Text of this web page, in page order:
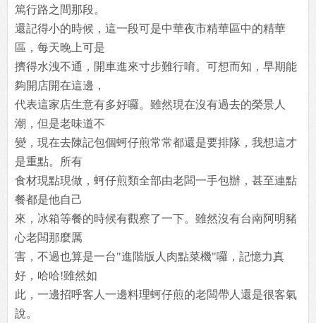
篤行路之間那段。
還記得小的時候，這一段可是中華夜市精華區中的精華
區，每天晚上可是
擠得水洩不通，開車進來寸步難行唷。可想而知，早期能
夠開店開在這邊，
代表這家店生意有多好囉。雖然現在沒有過去的榮景人
潮，但是老味道不
變，現在去陳記包個蚵仔煎常常都還是要排隊，我想這才
是重點。所有
食材現點現做，蚵仔煎類全部由老闆一手包辦，甚至連點
餐都是他自己
來，冰箱等餐的時候有觀察了一下。雖然沒有台南阿明豬
心老闆那麼厲
害，不過也算是一台"進階版人肉點菜機"囉，記憶力真
好，哈哈!雖然如
此，一邊招呼客人一邊料理蚵仔煎的老闆帶人還是很客氣
說。